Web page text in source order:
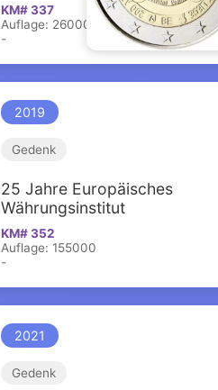
KM# 337
Auflage: 260000
-
2019
Gedenk
25 Jahre Europäisches
Währungsinstitut
KM# 352
Auflage: 155000
-
2021
Gedenk